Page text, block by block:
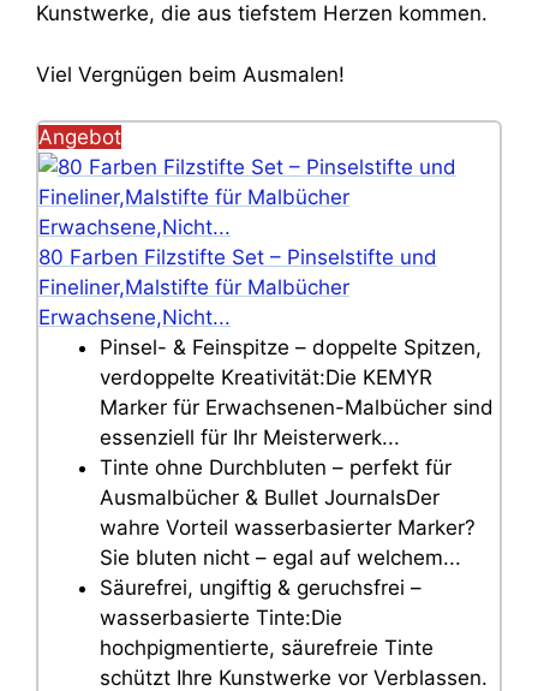
Kunstwerke, die aus tiefstem Herzen kommen.
Viel Vergnügen beim Ausmalen!
Angebot
80 Farben Filzstifte Set – Pinselstifte und
Fineliner,Malstifte für Malbücher
Erwachsene,Nicht...
Pinsel- & Feinspitze – doppelte Spitzen,
verdoppelte Kreativität:Die KEMYR
Marker für Erwachsenen-Malbücher sind
essenziell für Ihr Meisterwerk...
Tinte ohne Durchbluten – perfekt für
Ausmalbücher & Bullet JournalsDer
wahre Vorteil wasserbasierter Marker?
Sie bluten nicht – egal auf welchem...
Säurefrei, ungiftig & geruchsfrei –
wasserbasierte Tinte:Die
hochpigmentierte, säurefreie Tinte
schützt Ihre Kunstwerke vor Verblassen.